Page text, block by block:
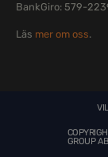
BankGiro: 579-
Läs mer om oss.
GROUP AB